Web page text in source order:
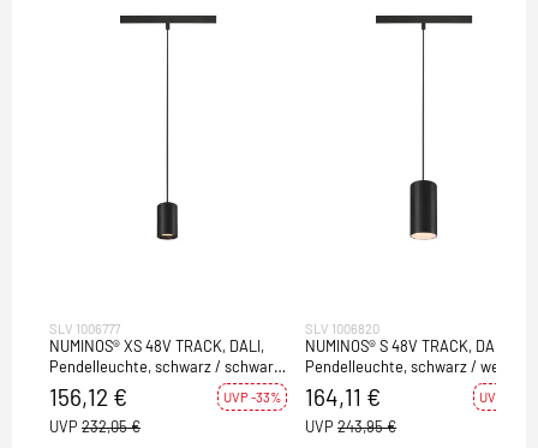
SLV 1006777
NUMINOS® XS 48V TRACK, DALI,
Pendelleuchte, schwarz / schwarz,
8.7W, 700lm, 3000K, CRI90, 20°
156,12 € UVP -33%
UVP 232,05 €
SLV 1006820
NUMINOS® S 48V TRACK, DALI,
Pendelleuchte, schwarz / weiß,
16W, 1030lm, 2700K, CRI90, 55°
164,11 € UVP -33%
UVP 243,95 €